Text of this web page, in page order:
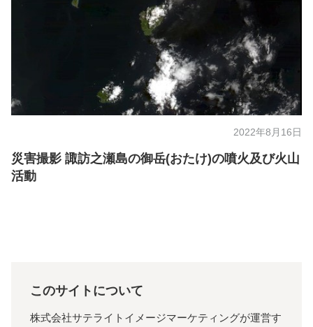
2022年8月16日
災害撮影 諏訪之瀬島の御岳(おたけ)の噴火及び火山
活動
このサイトについて
株式会社サテライトイメージマーケティングが運営す